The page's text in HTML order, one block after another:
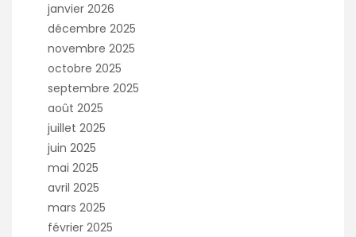
janvier 2026
décembre 2025
novembre 2025
octobre 2025
septembre 2025
août 2025
juillet 2025
juin 2025
mai 2025
avril 2025
mars 2025
février 2025